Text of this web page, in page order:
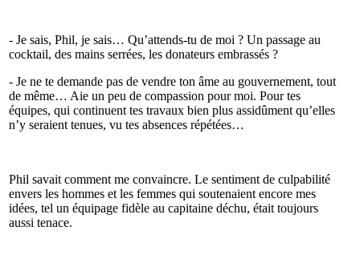
- Je sais, Phil, je sais… Qu’attends-tu de moi ? Un passage au
cocktail, des mains serrées, les donateurs embrassés ?
- Je ne te demande pas de vendre ton âme au gouvernement, tout
de même… Aie un peu de compassion pour moi. Pour tes
équipes, qui continuent tes travaux bien plus assidûment qu’elles
n’y seraient tenues, vu tes absences répétées…
Phil savait comment me convaincre. Le sentiment de culpabilité
envers les hommes et les femmes qui soutenaient encore mes
idées, tel un équipage fidèle au capitaine déchu, était toujours
aussi tenace.